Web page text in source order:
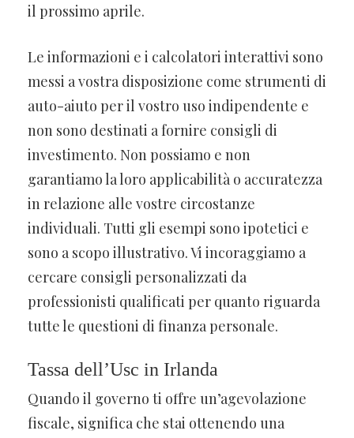
il prossimo aprile.
Le informazioni e i calcolatori interattivi sono
messi a vostra disposizione come strumenti di
auto-aiuto per il vostro uso indipendente e
non sono destinati a fornire consigli di
investimento. Non possiamo e non
garantiamo la loro applicabilità o accuratezza
in relazione alle vostre circostanze
individuali. Tutti gli esempi sono ipotetici e
sono a scopo illustrativo. Vi incoraggiamo a
cercare consigli personalizzati da
professionisti qualificati per quanto riguarda
tutte le questioni di finanza personale.
Tassa dell’Usc in Irlanda
Quando il governo ti offre un’agevolazione
fiscale, significa che stai ottenendo una